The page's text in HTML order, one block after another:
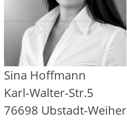
Sina Hoffmann
Karl-Walter-Str.5
76698 Ubstadt-Weiher